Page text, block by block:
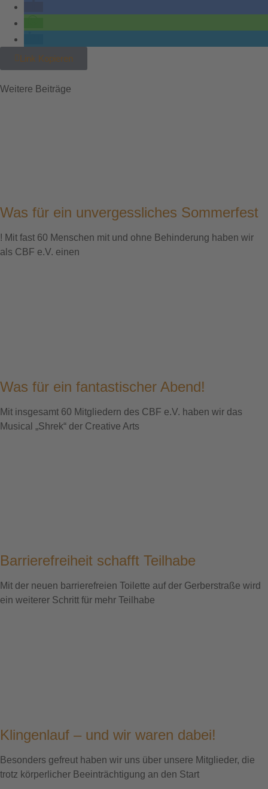
Link Kopieren
Weitere Beiträge
Was für ein unvergessliches Sommerfest
! Mit fast 60 Menschen mit und ohne Behinderung haben wir
als CBF e.V. einen
Was für ein fantastischer Abend!
Mit insgesamt 60 Mitgliedern des CBF e.V. haben wir das
Musical „Shrek“ der Creative Arts
Barrierefreiheit schafft Teilhabe
Mit der neuen barrierefreien Toilette auf der Gerberstraße wird
ein weiterer Schritt für mehr Teilhabe
Klingenlauf – und wir waren dabei!
Besonders gefreut haben wir uns über unsere Mitglieder, die
trotz körperlicher Beeinträchtigung an den Start